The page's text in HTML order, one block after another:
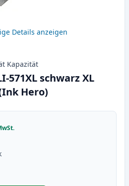
Details anzeigen
Kapazität
571XL schwarz XL
Hero)